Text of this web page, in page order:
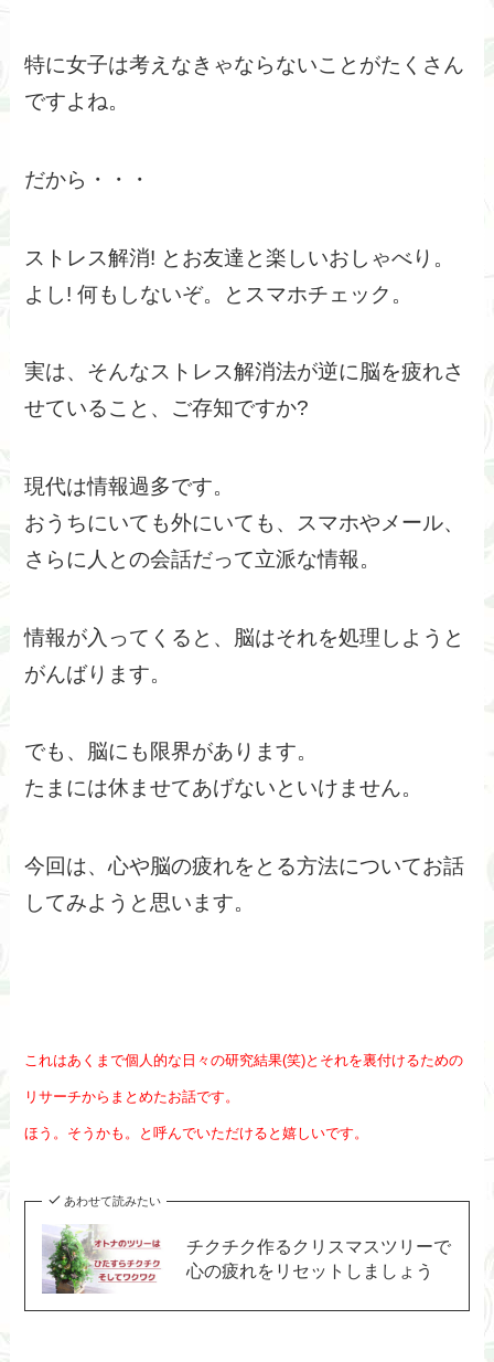
特に女子は考えなきゃならないことがたくさん
ですよね。
だから・・・
ストレス解消! とお友達と楽しいおしゃべり。
よし! 何もしないぞ。とスマホチェック。
実は、そんなストレス解消法が逆に脳を疲れさ
せていること、ご存知ですか?
現代は情報過多です。
おうちにいても外にいても、スマホやメール、
さらに人との会話だって立派な情報。
情報が入ってくると、脳はそれを処理しようと
がんばります。
でも、脳にも限界があります。
たまには休ませてあげないといけません。
今回は、心や脳の疲れをとる方法についてお話
してみようと思います。
これはあくまで個人的な日々の研究結果(笑)とそれを裏付けるための
リサーチからまとめたお話です。
ほう。そうかも。と呼んでいただけると嬉しいです。
あわせて読みたい
チクチク作るクリスマスツリーで
心の疲れをリセットしましょう